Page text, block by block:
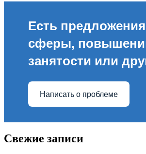
Есть
сферы,
занятости или
Написать о проблеме
Свежие записи